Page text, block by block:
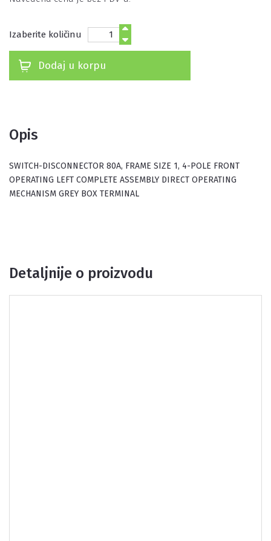
Izaberite količinu
Dodaj u korpu
Opis
SWITCH-DISCONNECTOR 80A, FRAME SIZE 1, 4-POLE FRONT
OPERATING LEFT COMPLETE ASSEMBLY DIRECT OPERATING
MECHANISM GREY BOX TERMINAL
Detaljnije o proizvodu